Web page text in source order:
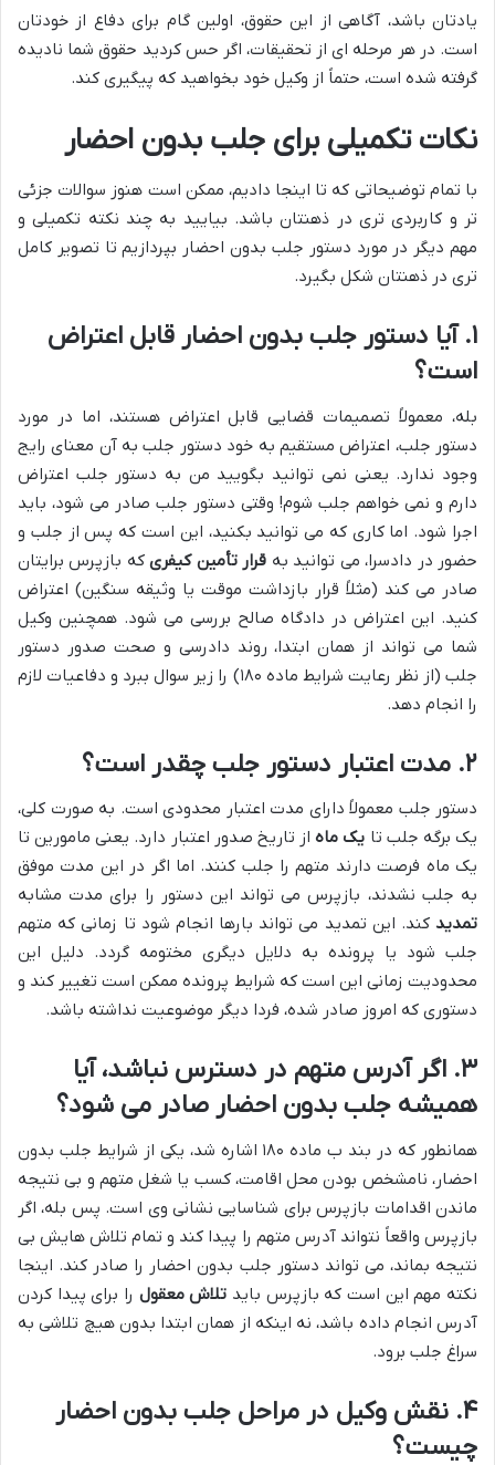
یادتان باشد، آگاهی از این حقوق، اولین گام برای دفاع از خودتان
است. در هر مرحله ای از تحقیقات، اگر حس کردید حقوق شما نادیده
گرفته شده است، حتماً از وکیل خود بخواهید که پیگیری کند.
نکات تکمیلی برای جلب بدون احضار
با تمام توضیحاتی که تا اینجا دادیم، ممکن است هنوز سوالات جزئی
تر و کاربردی تری در ذهنتان باشد. بیایید به چند نکته تکمیلی و
مهم دیگر در مورد دستور جلب بدون احضار بپردازیم تا تصویر کامل
تری در ذهنتان شکل بگیرد.
۱. آیا دستور جلب بدون احضار قابل اعتراض
است؟
بله، معمولاً تصمیمات قضایی قابل اعتراض هستند، اما در مورد
دستور جلب، اعتراض مستقیم به خود دستور جلب به آن معنای رایج
وجود ندارد. یعنی نمی توانید بگویید من به دستور جلب اعتراض
دارم و نمی خواهم جلب شوم! وقتی دستور جلب صادر می شود، باید
اجرا شود. اما کاری که می توانید بکنید، این است که پس از جلب و
حضور در دادسرا، می توانید به قرار تأمین کیفریکه بازپرس برایتان
صادر می کند (مثلاً قرار بازداشت موقت یا وثیقه سنگین) اعتراض
کنید. این اعتراض در دادگاه صالح بررسی می شود. همچنین وکیل
شما می تواند از همان ابتدا، روند دادرسی و صحت صدور دستور
جلب (از نظر رعایت شرایط ماده ۱۸۰) را زیر سوال ببرد و دفاعیات لازم
را انجام دهد.
۲. مدت اعتبار دستور جلب چقدر است؟
دستور جلب معمولاً دارای مدت اعتبار محدودی است. به صورت کلی،
یک برگه جلب تا یک ماهاز تاریخ صدور اعتبار دارد. یعنی مامورین تا
یک ماه فرصت دارند متهم را جلب کنند. اما اگر در این مدت موفق
به جلب نشدند، بازپرس می تواند این دستور را برای مدت مشابه
تمدید کند. این تمدید می تواند بارها انجام شود تا زمانی که متهم
جلب شود یا پرونده به دلایل دیگری مختومه گردد. دلیل این
محدودیت زمانی این است که شرایط پرونده ممکن است تغییر کند و
دستوری که امروز صادر شده، فردا دیگر موضوعیت نداشته باشد.
۳. اگر آدرس متهم در دسترس نباشد، آیا
همیشه جلب بدون احضار صادر می شود؟
همانطور که در بند ب ماده ۱۸۰ اشاره شد، یکی از شرایط جلب بدون
احضار، نامشخص بودن محل اقامت، کسب یا شغل متهم و بی نتیجه
ماندن اقدامات بازپرس برای شناسایی نشانی وی است. پس بله، اگر
بازپرس واقعاً نتواند آدرس متهم را پیدا کند و تمام تلاش هایش بی
نتیجه بماند، می تواند دستور جلب بدون احضار را صادر کند. اینجا
نکته مهم این است که بازپرس باید تلاش معقول را برای پیدا کردن
آدرس انجام داده باشد، نه اینکه از همان ابتدا بدون هیچ تلاشی به
سراغ جلب برود.
۴. نقش وکیل در مراحل جلب بدون احضار
چیست؟